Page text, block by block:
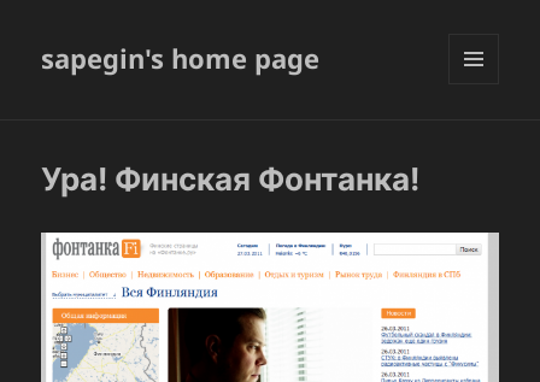
sapegin's home page
Ура! Финская Фонтанка!